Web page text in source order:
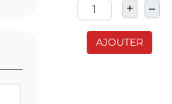
+ –
AJOUTER